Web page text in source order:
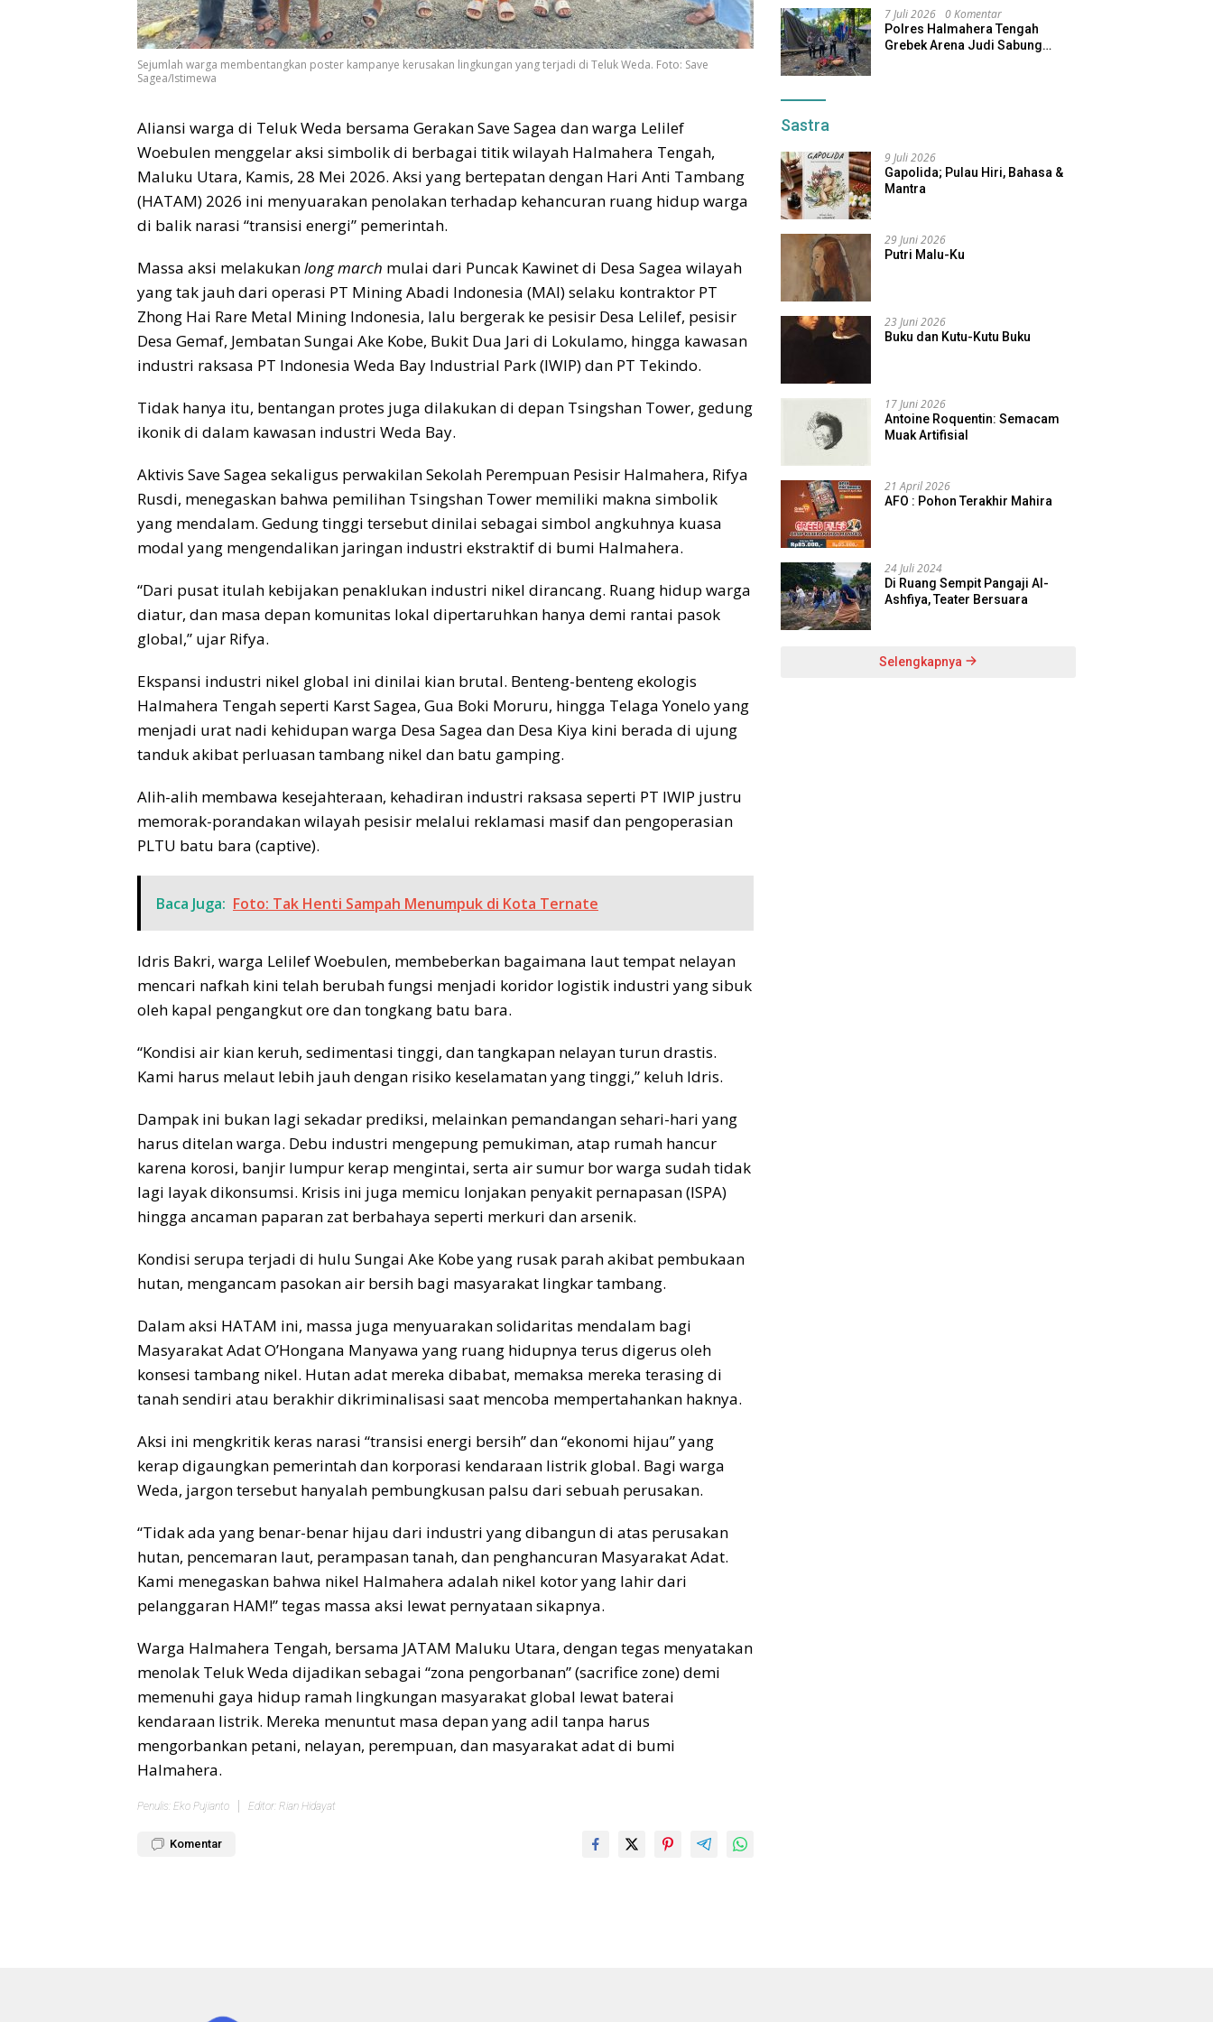
Sejumlah warga membentangkan poster kampanye kerusakan lingkungan yang terjadi di Teluk Weda. Foto: Save
Sagea/Istimewa
Aliansi warga di Teluk Weda bersama Gerakan Save Sagea dan warga Lelilef
Woebulen menggelar aksi simbolik di berbagai titik wilayah Halmahera Tengah,
Maluku Utara, Kamis, 28 Mei 2026. Aksi yang bertepatan dengan Hari Anti Tambang
(HATAM) 2026 ini menyuarakan penolakan terhadap kehancuran ruang hidup warga
di balik narasi “transisi energi” pemerintah.
Massa aksi melakukanlong march mulai dari Puncak Kawinet di Desa Sagea wilayah
yang tak jauh dari operasi PT Mining Abadi Indonesia (MAI) selaku kontraktor PT
Zhong Hai Rare Metal Mining Indonesia, lalu bergerak ke pesisir Desa Lelilef, pesisir
Desa Gemaf, Jembatan Sungai Ake Kobe, Bukit Dua Jari di Lokulamo, hingga kawasan
industri raksasa PT Indonesia Weda Bay Industrial Park (IWIP) dan PT Tekindo.
Tidak hanya itu, bentangan protes juga dilakukan di depan Tsingshan Tower, gedung
ikonik di dalam kawasan industri Weda Bay.
Aktivis Save Sagea sekaligus perwakilan Sekolah Perempuan Pesisir Halmahera, Rifya
Rusdi, menegaskan bahwa pemilihan Tsingshan Tower memiliki makna simbolik
yang mendalam. Gedung tinggi tersebut dinilai sebagai simbol angkuhnya kuasa
modal yang mengendalikan jaringan industri ekstraktif di bumi Halmahera.
“Dari pusat itulah kebijakan penaklukan industri nikel dirancang. Ruang hidup warga
diatur, dan masa depan komunitas lokal dipertaruhkan hanya demi rantai pasok
global,” ujar Rifya.
Ekspansi industri nikel global ini dinilai kian brutal. Benteng-benteng ekologis
Halmahera Tengah seperti Karst Sagea, Gua Boki Moruru, hingga Telaga Yonelo yang
menjadi urat nadi kehidupan warga Desa Sagea dan Desa Kiya kini berada di ujung
tanduk akibat perluasan tambang nikel dan batu gamping.
Alih-alih membawa kesejahteraan, kehadiran industri raksasa seperti PT IWIP justru
memorak-porandakan wilayah pesisir melalui reklamasi masif dan pengoperasian
PLTU batu bara (captive).
Baca Juga: Foto: Tak Henti Sampah Menumpuk di Kota Ternate
Idris Bakri, warga Lelilef Woebulen, membeberkan bagaimana laut tempat nelayan
mencari nafkah kini telah berubah fungsi menjadi koridor logistik industri yang sibuk
oleh kapal pengangkut ore dan tongkang batu bara.
“Kondisi air kian keruh, sedimentasi tinggi, dan tangkapan nelayan turun drastis.
Kami harus melaut lebih jauh dengan risiko keselamatan yang tinggi,” keluh Idris.
Dampak ini bukan lagi sekadar prediksi, melainkan pemandangan sehari-hari yang
harus ditelan warga. Debu industri mengepung pemukiman, atap rumah hancur
karena korosi, banjir lumpur kerap mengintai, serta air sumur bor warga sudah tidak
lagi layak dikonsumsi. Krisis ini juga memicu lonjakan penyakit pernapasan (ISPA)
hingga ancaman paparan zat berbahaya seperti merkuri dan arsenik.
Kondisi serupa terjadi di hulu Sungai Ake Kobe yang rusak parah akibat pembukaan
hutan, mengancam pasokan air bersih bagi masyarakat lingkar tambang.
Dalam aksi HATAM ini, massa juga menyuarakan solidaritas mendalam bagi
Masyarakat Adat O’Hongana Manyawa yang ruang hidupnya terus digerus oleh
konsesi tambang nikel. Hutan adat mereka dibabat, memaksa mereka terasing di
tanah sendiri atau berakhir dikriminalisasi saat mencoba mempertahankan haknya.
Aksi ini mengkritik keras narasi “transisi energi bersih” dan “ekonomi hijau” yang
kerap digaungkan pemerintah dan korporasi kendaraan listrik global. Bagi warga
Weda, jargon tersebut hanyalah pembungkusan palsu dari sebuah perusakan.
“Tidak ada yang benar-benar hijau dari industri yang dibangun di atas perusakan
hutan, pencemaran laut, perampasan tanah, dan penghancuran Masyarakat Adat.
Kami menegaskan bahwa nikel Halmahera adalah nikel kotor yang lahir dari
pelanggaran HAM!” tegas massa aksi lewat pernyataan sikapnya.
Warga Halmahera Tengah, bersama JATAM Maluku Utara, dengan tegas menyatakan
menolak Teluk Weda dijadikan sebagai “zona pengorbanan” (sacrifice zone) demi
memenuhi gaya hidup ramah lingkungan masyarakat global lewat baterai
kendaraan listrik. Mereka menuntut masa depan yang adil tanpa harus
mengorbankan petani, nelayan, perempuan, dan masyarakat adat di bumi
Halmahera.
Penulis: Eko Pujianto Editor: Rian Hidayat
Komentar
7 Juli 2026 0 Komentar
Polres Halmahera Tengah
Grebek Arena Judi Sabung
Sastra
9 Juli 2026
Gapolida; Pulau Hiri, Bahasa &
Mantra
29 Juni 2026
Putri Malu-Ku
23 Juni 2026
Buku dan Kutu-Kutu Buku
17 Juni 2026
Antoine Roquentin: Semacam
Muak Artifisial
21 April 2026
AFO : Pohon Terakhir Mahira
24 Juli 2024
Di Ruang Sempit Pangaji Al-
Ashfiya, Teater Bersuara
Selengkapnya